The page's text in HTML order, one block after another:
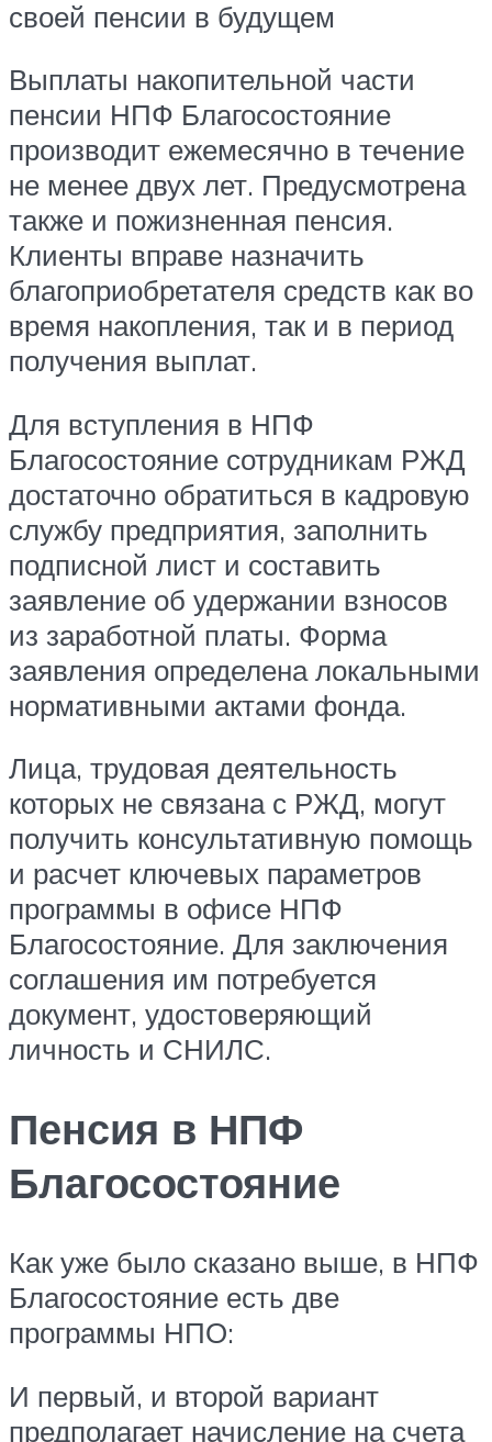
своей пенсии в будущем
Выплаты накопительной части
пенсии НПФ Благосостояние
производит ежемесячно в течение
не менее двух лет. Предусмотрена
также и пожизненная пенсия.
Клиенты вправе назначить
благоприобретателя средств как во
время накопления, так и в период
получения выплат.
Для вступления в НПФ
Благосостояние сотрудникам РЖД
достаточно обратиться в кадровую
службу предприятия, заполнить
подписной лист и составить
заявление об удержании взносов
из заработной платы. Форма
заявления определена локальными
нормативными актами фонда.
Лица, трудовая деятельность
которых не связана с РЖД, могут
получить консультативную помощь
и расчет ключевых параметров
программы в офисе НПФ
Благосостояние. Для заключения
соглашения им потребуется
документ, удостоверяющий
личность и СНИЛС.
Пенсия в НПФ
Благосостояние
Как уже было сказано выше, в НПФ
Благосостояние есть две
программы НПО:
И первый, и второй вариант
предполагает начисление на счета